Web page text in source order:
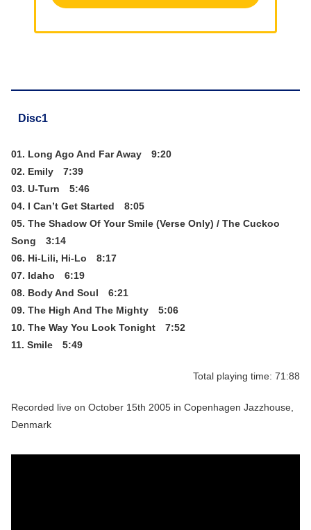
Disc1
01. Long Ago And Far Away 9:20
02. Emily 7:39
03. U-Turn 5:46
04. I Can’t Get Started 8:05
05. The Shadow Of Your Smile (Verse Only) / The Cuckoo
Song 3:14
06. Hi-Lili, Hi-Lo 8:17
07. Idaho 6:19
08. Body And Soul 6:21
09. The High And The Mighty 5:06
10. The Way You Look Tonight 7:52
11. Smile 5:49
Total playing time: 71:88
Recorded live on October 15th 2005 in Copenhagen Jazzhouse,
Denmark